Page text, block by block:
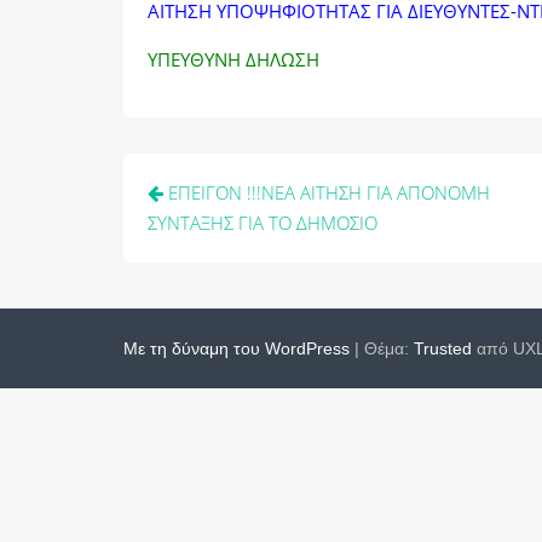
ΑΙΤΗΣΗ ΥΠΟΨΗΦΙΟΤΗΤΑΣ ΓΙΑ ΔΙΕΥΘΥΝΤΕΣ-
ΥΠΕΥΘΥΝΗ ΔΗΛΩΣΗ
Πλοήγηση
άρθρων
ΕΠΕΙΓΟΝ !!!ΝΕΑ ΑΙΤΗΣΗ ΓΙΑ ΑΠΟΝΟΜΗ
ΣΥΝΤΑΞΗΣ ΓΙΑ ΤΟ ΔΗΜΟΣΙΟ
Με τη δύναμη του WordPress | Θέμα: Trusted από